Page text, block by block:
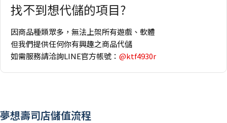
找不到想代儲的項目?
因商品種類眾多，無法上架所有遊戲、軟體
但我們提供任何你有興趣之商品代儲
如需服務請洽詢LINE官方帳號： @ktf4930r
夢想壽司店儲值流程